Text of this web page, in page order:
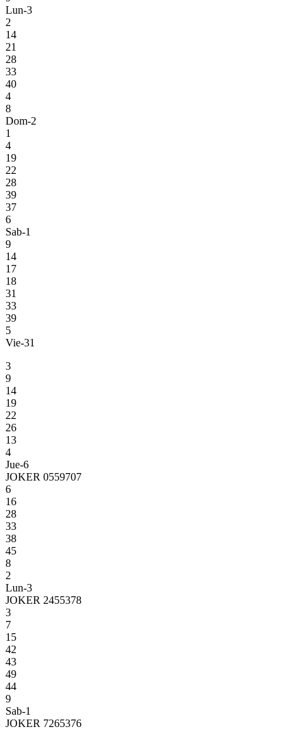
Lun-3
2
14
21
28
33
40
4
8
Dom-2
1
4
19
22
28
39
37
6
Sab-1
9
14
17
18
31
33
39
5
Vie-31
3
9
14
19
22
26
13
4
Jue-6
JOKER 0559707
6
16
28
33
38
45
8
2
Lun-3
JOKER 2455378
3
7
15
42
43
49
44
9
Sab-1
JOKER 7265376